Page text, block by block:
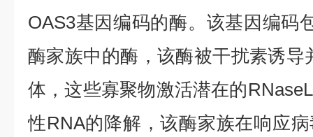
OAS3基因编码的酶。该基因编码
酶家族中的酶，该酶被干扰素诱导
体，这些寡聚物激活潜在的
性RNA的降解，该酶家族在响应